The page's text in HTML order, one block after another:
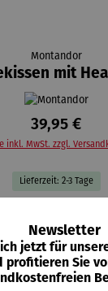
Montandor
mit
39,95 €
inkl. MwSt. zzgl.
Lieferzeit: 2-3 Tage
pelzig samtig
Farbauswahl
braun grau
Newsletter
jetzt für
profitieren Sie